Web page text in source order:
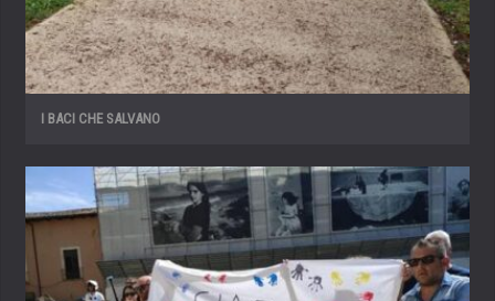
I BACI CHE SALVANO